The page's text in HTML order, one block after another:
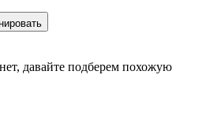
давайте подберем похожую